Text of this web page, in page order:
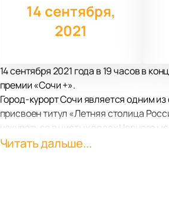
14 сентября,
2021
14 сентября 2021 года в 19 часов в
премии «Сочи +».
Город-курорт Сочи является одним
присвоен титул «Летняя столица
искупаться в чистых водах Черного
звездами российской эстрады, что
Читать дальше...